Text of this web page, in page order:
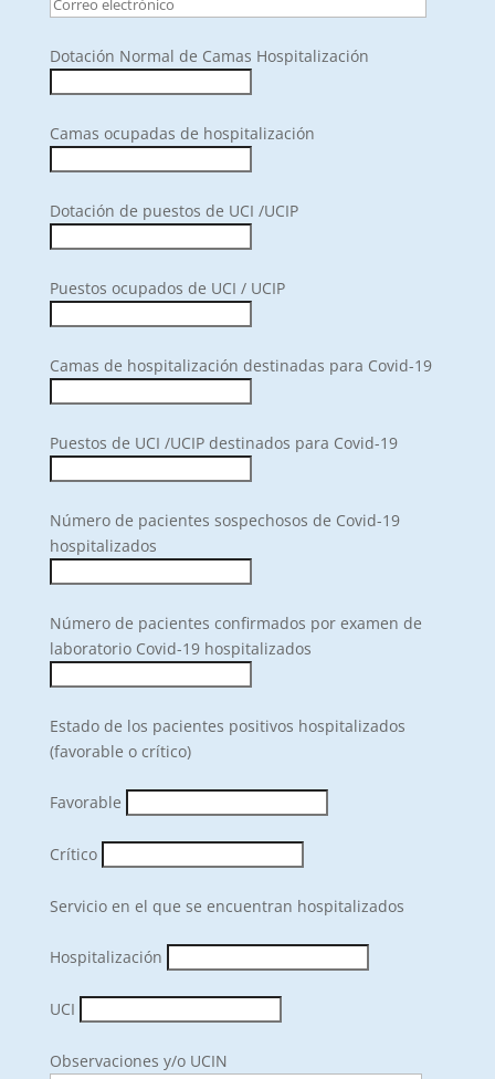
Dotación Normal de Camas Hospitalización
Camas ocupadas de hospitalización
Dotación de puestos de UCI /UCIP
Puestos ocupados de UCI / UCIP
Camas de hospitalización destinadas para Covid-19
Puestos de UCI /UCIP destinados para Covid-19
Número de pacientes sospechosos de Covid-19
hospitalizados
Número de pacientes confirmados por examen de
laboratorio Covid-19 hospitalizados
Estado de los pacientes positivos hospitalizados
(favorable o crítico)
Favorable
Crítico
Servicio en el que se encuentran hospitalizados
Hospitalización
UCI
Observaciones y/o UCIN